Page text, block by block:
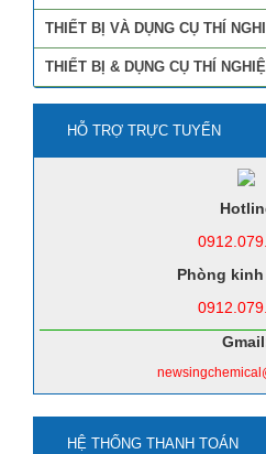
THIẾT BỊ VÀ DỤNG CỤ THÍ
THIẾT BỊ & DỤNG CỤ THÍ
HỖ TRỢ TRỰC TUYẾN
Phòng
HỆ THỐNG THANH TOÁN